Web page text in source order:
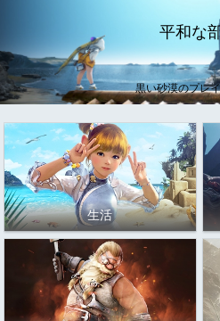
平和な
黒い砂漠のプレ
生活